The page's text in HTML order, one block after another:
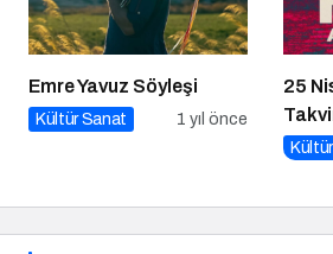
Emre Yavuz Söyleşi
Kültür Sanat 1 yıl önce
25